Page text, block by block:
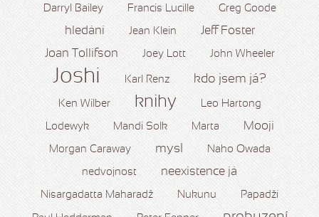
Darryl Bailey Francis Lucille Greg Goode
hledání Jean Klein Jeff Foster
Joan Tollifson Joey Lott John Wheeler
Joshi Karl Renz kdo jsem já?
Ken Wilber knihy Leo Hartong
Lodewyk Mandi Solk Marta Mooji
Morgan Caraway mysl Naho Owada
nedvojnost neexistence já
Nisargadatta Maharadž Nukunu Papadží